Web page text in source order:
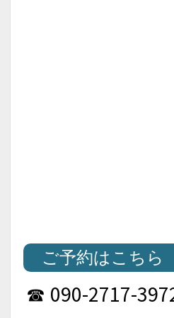
ご予約はこちら
☎ 090-2717-